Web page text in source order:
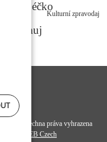
Kulturní zpravodaj
- všechna práva vyhrazena
WEB Czech